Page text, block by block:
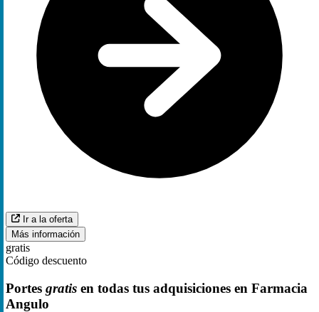
Ir a la oferta
Más información
gratis
Código descuento
Portes gratis en todas tus adquisiciones en Farmacia
Angulo